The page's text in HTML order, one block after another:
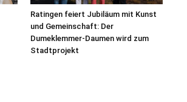
Ratingen feiert Jubiläum mit Kunst
und Gemeinschaft: Der
Dumeklemmer-Daumen wird zum
Stadtprojekt